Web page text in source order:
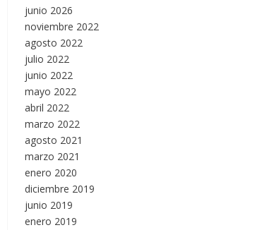
junio 2026
noviembre 2022
agosto 2022
julio 2022
junio 2022
mayo 2022
abril 2022
marzo 2022
agosto 2021
marzo 2021
enero 2020
diciembre 2019
junio 2019
enero 2019